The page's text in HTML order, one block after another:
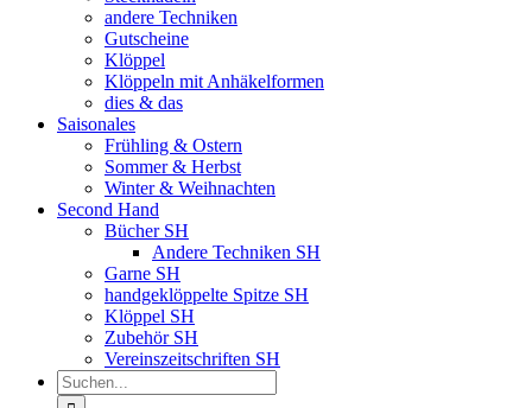
andere Techniken
Gutscheine
Klöppel
Klöppeln mit Anhäkelformen
dies & das
Saisonales
Frühling & Ostern
Sommer & Herbst
Winter & Weihnachten
Second Hand
Bücher SH
Andere Techniken SH
Garne SH
handgeklöppelte Spitze SH
Klöppel SH
Zubehör SH
Vereinszeitschriften SH
Suche
nach: